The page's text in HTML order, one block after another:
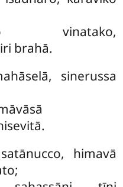
vinatako,
brahā.
sinerussa
himavā